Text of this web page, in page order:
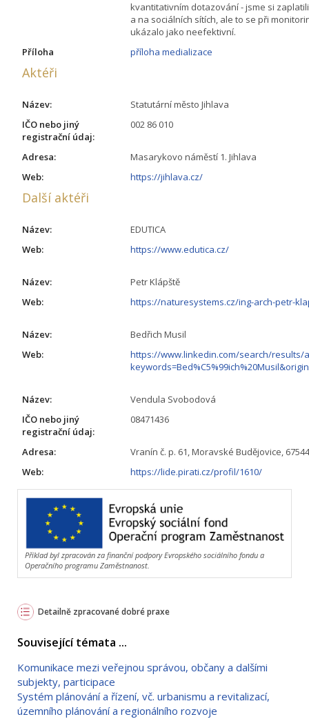
kvantitativním dotazování - jsme si
a na sociálních sítích, ale to se při
ukázalo jako neefektivní.
Příloha
příloha medializace
Aktéři
Název:
Statutární město Jihlava
IČO nebo jiný
registrační údaj:
002 86 010
Adresa:
Masarykovo náměstí 1. Jihlava
Web:
https://jihlava.cz/
Další aktéři
Název:
EDUTICA
Web:
https://www.edutica.cz/
Název:
Petr Klápště
Web:
https://naturesystems.cz/ing-arch-petr-
Název:
Bedřich Musil
Web:
https://www.linkedin.com/search/results/
Název:
Vendula Svobodová
IČO nebo jiný
registrační údaj:
08471436
Adresa:
Vranín č. p. 61, Moravské Budějovice,
Web:
https://lide.pirati.cz/profil/1610/
Příklad byl zpracován za finanční podpory Evropského sociálního fondu a
Operačního programu Zaměstnanost.
Detailně zpracované dobré praxe
Související témata ...
Komunikace mezi veřejnou správou, občany a dalšími
subjekty, participace
Systém plánování a řízení, vč. urbanismu a revitalizací,
územního plánování a regionálního rozvoje